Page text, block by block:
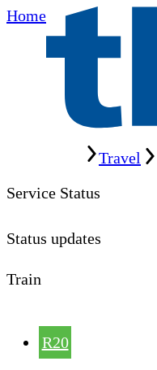
Home
Travel
Service Status
Status updates
Train
R20